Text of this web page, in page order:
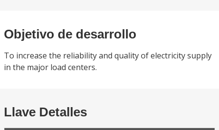
Objetivo de desarrollo
To increase the reliability and quality of electricity supply
in the major load centers.
Llave Detalles